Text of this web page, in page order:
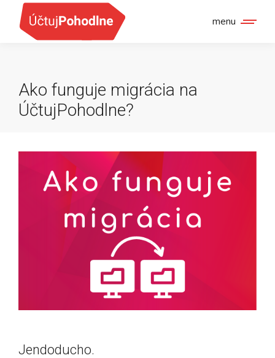
menu
Ako funguje migrácia na
ÚčtujPohodlne?
Jendoducho.